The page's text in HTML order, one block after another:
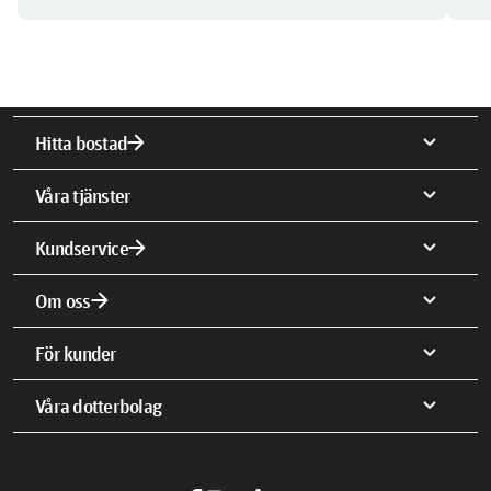
Hitta bostadarrow_forward expand_more
Våra tjänster expand_more
Kundservicearrow_forward expand_more
Om ossarrow_forward expand_more
För kunder expand_more
Våra dotterbolag expand_more